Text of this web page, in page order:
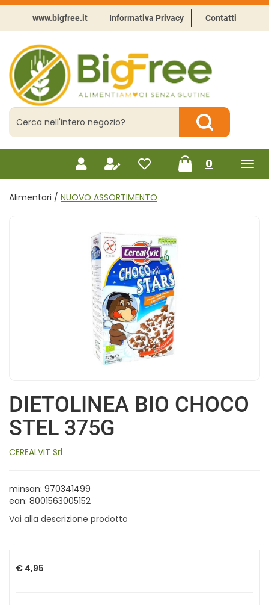
Passa
contenuto
principale
www.bigfree.it Informativa Privacy Contatti
BigFree
-
Punto
celiachia
Cerca
Prodotto
Cerca Prodotto
0prodotti
inseriti
Alimentari / NUOVO ASSORTIMENTO
DIETOLINEA BIO CHOCO
STEL 375G
CEREALVIT Srl
minsan: 970341499
ean: 8001563005152
Vai alla descrizione prodotto
Prezzo
€ 4,95